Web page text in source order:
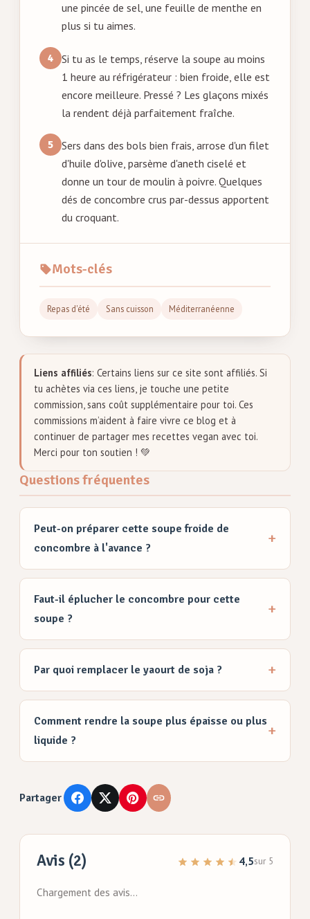
une pincée de sel, une feuille de menthe en
plus si tu aimes.
Si tu as le temps, réserve la soupe au moins
1 heure au réfrigérateur : bien froide, elle est
encore meilleure. Pressé ? Les glaçons mixés
la rendent déjà parfaitement fraîche.
Sers dans des bols bien frais, arrose d'un filet
d'huile d'olive, parsème d'aneth ciselé et
donne un tour de moulin à poivre. Quelques
dés de concombre crus par-dessus apportent
du croquant.
Mots-clés
Repas d'été Sans cuisson Méditerranéenne
Liens affiliés: Certains liens sur ce site sont affiliés. Si
tu achètes via ces liens, je touche une petite
commission, sans coût supplémentaire pour toi. Ces
commissions m’aident à faire vivre ce blog et à
continuer de partager mes recettes vegan avec toi.
Merci pour ton soutien ! 💚
Questions fréquentes
Peut-on préparer cette soupe froide de
concombre à l'avance ?
Faut-il éplucher le concombre pour cette
soupe ?
Par quoi remplacer le yaourt de soja ?
Comment rendre la soupe plus épaisse ou plus
liquide ?
Partager
Avis (2) 4,5sur 5
Chargement des avis…